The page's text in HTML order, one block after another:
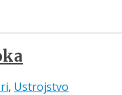
, Ustrojstvo